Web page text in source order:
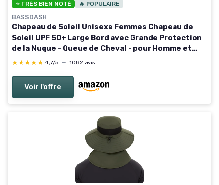
⭐ TRÈS BIEN NOTÉ 🔥 POPULAIRE
BASSDASH
Chapeau de Soleil Unisexe Femmes Chapeau de
Soleil UPF 50+ Large Bord avec Grande Protection
de la Nuque - Queue de Cheval - pour Homme et
Femme Taille unique Orchidée pourpre
★★★★★
★★★★★ 4,7/5 — 1082 avis
Voir l'offre